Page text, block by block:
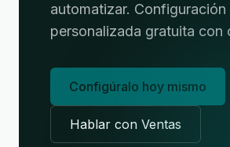
automatizar. Configuración
personalizada gratuita con
Configúralo hoy mismo
Hablar con Ventas